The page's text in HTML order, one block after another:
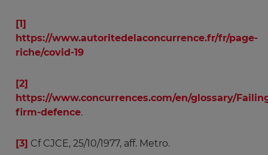
[1]
https://www.autoritedelaconcurrence.fr/fr/page-
riche/covid-19
[2]
https://www.concurrences.com/en/glossary/
firm-defence.
[3] Cf CJCE, 25/10/1977, aff. Metro.